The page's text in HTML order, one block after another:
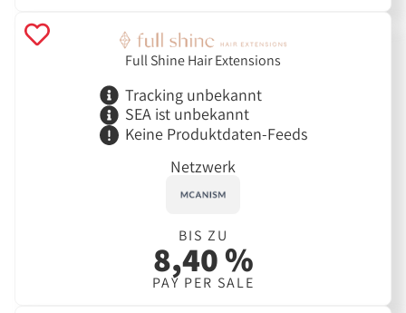
Full Shine Hair Extensions
Tracking unbekannt
SEA ist unbekannt
Keine Produktdaten-Feeds
Netzwerk
BIS ZU
8,40 %
PAY PER SALE